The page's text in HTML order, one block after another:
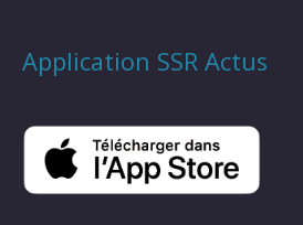
Application SSR Actus